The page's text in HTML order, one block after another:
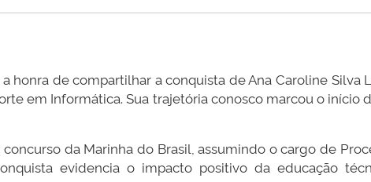
honra de compartilhar a conquista de Ana Caroline Silva
em Informática. Sua trajetória conosco marcou o
da Marinha do Brasil, assumindo o cargo de
evidencia o impacto positivo da educação